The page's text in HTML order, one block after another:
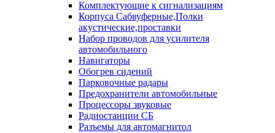
Комплектующие к сигнализациям
Корпуса Сабвуферные,Полки
акустические,проставки
Набор проводов для усилителя
автомобильного
Навигаторы
Обогрев сидений
Парковочные радары
Предохранители автомобильные
Процессоры звуковые
Радиостанции СБ
Разъемы для автомагнитол